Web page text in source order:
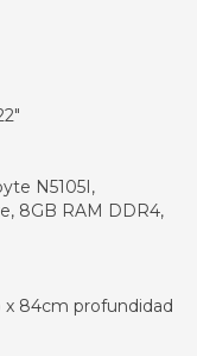
N5105I,
8GB RAM DDR4,
x 84cm profundidad